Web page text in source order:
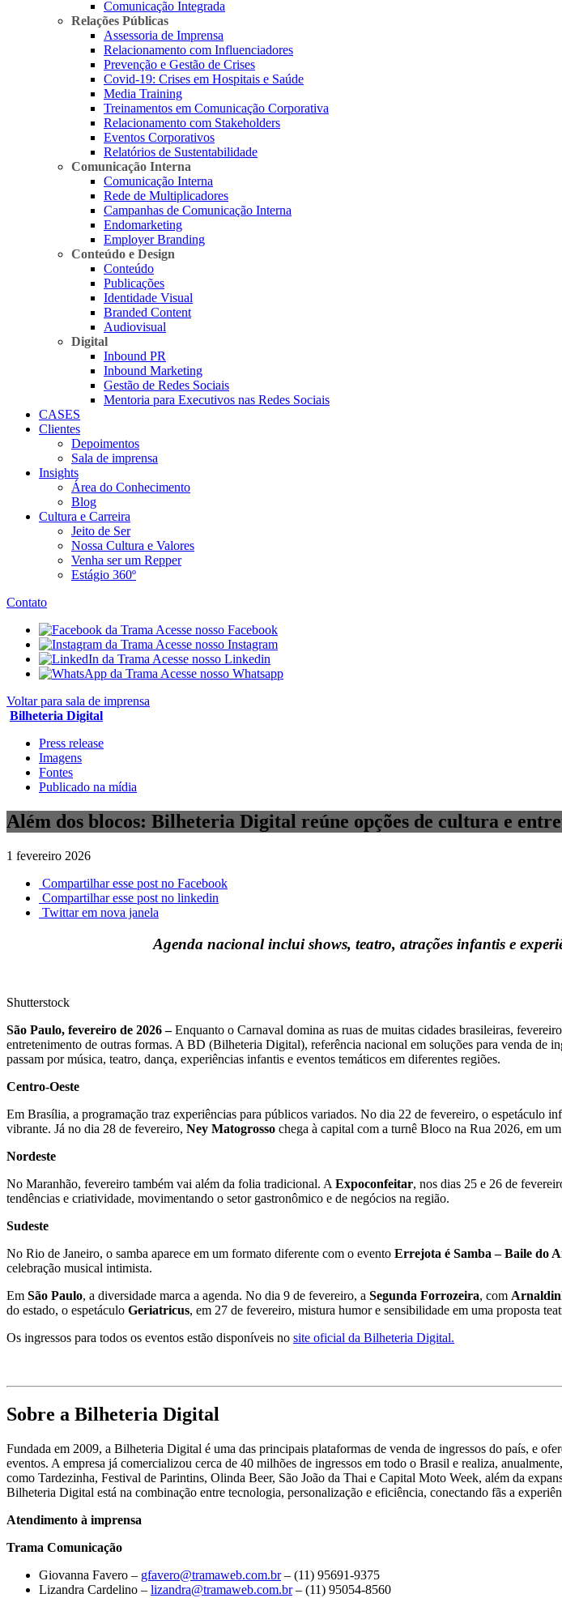
Comunicação Integrada
Relações Públicas
Assessoria de Imprensa
Relacionamento com Influenciadores
Prevenção e Gestão de Crises
Covid-19: Crises em Hospitais e Saúde
Media Training
Treinamentos em Comunicação Corporativa
Relacionamento com Stakeholders
Eventos Corporativos
Relatórios de Sustentabilidade
Comunicação Interna
Comunicação Interna
Rede de Multiplicadores
Campanhas de Comunicação Interna
Endomarketing
Employer Branding
Conteúdo e Design
Conteúdo
Publicações
Identidade Visual
Branded Content
Audiovisual
Digital
Inbound PR
Inbound Marketing
Gestão de Redes Sociais
Mentoria para Executivos nas Redes Sociais
CASES
Clientes
Depoimentos
Sala de imprensa
Insights
Área do Conhecimento
Blog
Cultura e Carreira
Jeito de Ser
Nossa Cultura e Valores
Venha ser um Repper
Estágio 360º
Contato
Acesse nosso Facebook
Acesse nosso Instagram
Acesse nosso Linkedin
Acesse nosso Whatsapp
Voltar para sala de imprensa
Bilheteria Digital
Press release
Imagens
Fontes
Publicado na mídia
Além dos blocos: Bilheteria Digital reúne opções de cultura e
1 fevereiro 2026
Compartilhar esse post no Facebook
Compartilhar esse post no linkedin
Twittar em nova janela
Agenda nacional inclui shows, teatro, atrações infantis e
Shutterstock
São Paulo, fevereiro de 2026 –Enquanto o Carnaval domina as ruas de muitas cidades brasileiras,
entretenimento de outras formas. A BD (Bilheteria Digital), referência nacional em soluções para venda de
passam por música, teatro, dança, experiências infantis e eventos temáticos em diferentes regiões.
Centro-Oeste
Em Brasília, a programação traz experiências para públicos variados. No dia 22 de fevereiro, o espetáculo
vibrante. Já no dia 28 de fevereiro, Ney Matogrosso chega à capital com a turnê Bloco na Rua 2026, em
Nordeste
No Maranhão, fevereiro também vai além da folia tradicional. A Expoconfeitar, nos dias 25 e 26 de
tendências e criatividade, movimentando o setor gastronômico e de negócios na região.
Sudeste
No Rio de Janeiro, o samba aparece em um formato diferente com o evento Errejota é Samba – Baile do
celebração musical intimista.
Em São Paulo, a diversidade marca a agenda. No dia 9 de fevereiro, a Segunda Forrozeira, com
do estado, o espetáculo Geriatricus, em 27 de fevereiro, mistura humor e sensibilidade em uma proposta
Os ingressos para todos os eventos estão disponíveis no site oficial da Bilheteria Digital.
Sobre a Bilheteria Digital
Fundada em 2009, a Bilheteria Digital é uma das principais plataformas de venda de ingressos do país, e
eventos. A empresa já comercializou cerca de 40 milhões de ingressos em todo o Brasil e realiza,
como Tardezinha, Festival de Parintins, Olinda Beer, São João da Thai e Capital Moto Week, além da
Bilheteria Digital está na combinação entre tecnologia, personalização e eficiência, conectando fãs a
Atendimento à imprensa
Trama Comunicação
Giovanna Favero – gfavero@tramaweb.com.br– (11) 95691-9375
Lizandra Cardelino – lizandra@tramaweb.com.br– (11) 95054-8560